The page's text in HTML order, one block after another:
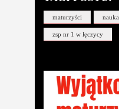
maturzyści nauka
zsp nr 1 w łęczycy